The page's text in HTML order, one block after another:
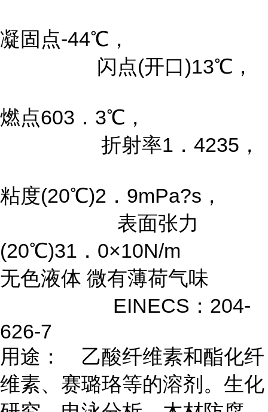
凝固点-44℃，
闪点(开口)13℃，
燃点603．3℃，
折射率1．4235，
粘度(20℃)2．9mPa?s，
表面张力
(20℃)31．0×10N/m
无色液体 微有薄荷气味
EINECS：204-
626-7
用途： 乙酸纤维素和酯化纤
维素、赛璐珞等的溶剂。生化